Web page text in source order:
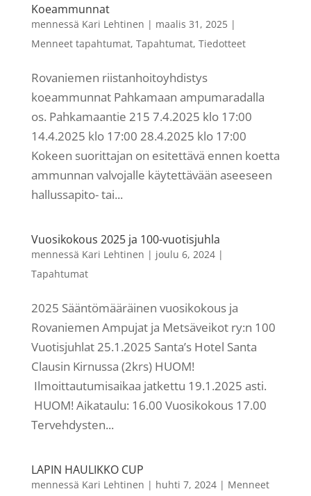
Koeammunnat
mennessä Kari Lehtinen | maalis 31, 2025|
Menneet tapahtumat, Tapahtumat, Tiedotteet
Rovaniemen riistanhoitoyhdistys
koeammunnat Pahkamaan ampumaradalla
os. Pahkamaantie 215 7.4.2025 klo 17:00
14.4.2025 klo 17:00 28.4.2025 klo 17:00
Kokeen suorittajan on esitettävä ennen koetta
ammunnan valvojalle käytettävään aseeseen
hallussapito- tai...
Vuosikokous 2025 ja 100-vuotisjuhla
mennessä Kari Lehtinen | joulu 6, 2024|
Tapahtumat
2025 Sääntömääräinen vuosikokous ja
Rovaniemen Ampujat ja Metsäveikot ry:n 100
Vuotisjuhlat 25.1.2025 Santa’s Hotel Santa
Clausin Kirnussa (2krs) HUOM!
Ilmoittautumisaikaa jatkettu 19.1.2025 asti.
HUOM! Aikataulu: 16.00 Vuosikokous 17.00
Tervehdysten...
LAPIN HAULIKKO CUP
mennessä Kari Lehtinen | huhti 7, 2024| Menneet